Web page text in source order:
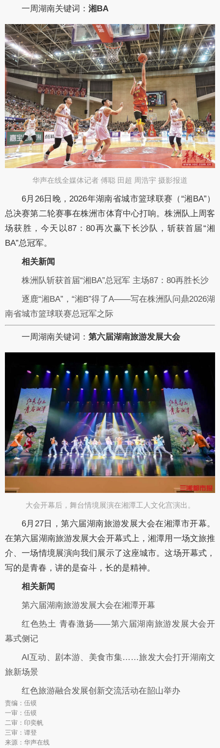
一周湖南关键词： 湘BA
华声在线全媒体记者 傅聪 田超 周浩宇 摄影报道​​
6月26日晚，2026年湖南省城市篮球联赛（“湘BA”）
总决赛第二轮赛事在株洲市体育中心打响。株洲队上周客
场获胜，今天以87：80再次赢下长沙队，斩获首届“湘
BA”总冠军。
相关新闻
株洲队斩获首届“湘BA”总冠军 主场87：80再胜长沙
逐鹿“湘BA”，“湘B”得了A——写在株洲队问鼎2026湖
南省城市篮球联赛总冠军之际
一周湖南关键词： 第六届湖南旅游发展大会
大会开幕后，舞台情境展演在湘潭工人文化宫演出。​
6月27日，第六届湖南旅游发展大会在湘潭市开幕。
在第六届湖南旅游发展大会开幕式上，湘潭用一场文旅推
介、一场情境展演向我们展示了这座城市。这场开幕式，
写的是青春，讲的是奋斗，长的是精神。
相关新闻
第六届湖南旅游发展大会在湘潭开幕
红色热土 青春激扬——第六届湖南旅游发展大会开
幕式侧记
AI互动、剧本游、美食市集……旅发大会打开湖南文
旅新场景
红色旅游融合发展创新交流活动在韶山举办
责编：伍镆
一审：伍镆
二审：印奕帆
三审：谭登
来源：华声在线